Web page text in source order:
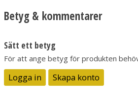
knappen dras ut och sedan justeras.
efter torsk, hälleflundra och sej i Norge
även till många andra arter och
Betyg & kommentarer
Sätt ett betyg
För att ange betyg för produkten
Logga in Skapa konto